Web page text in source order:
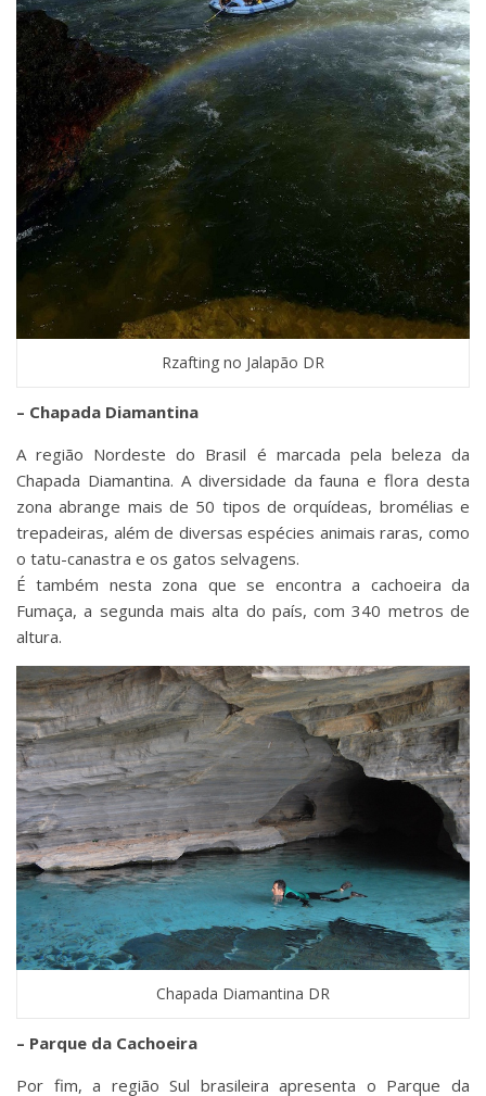
Rzafting no Jalapão DR
– Chapada Diamantina
A região Nordeste do Brasil é marcada pela beleza da
Chapada Diamantina. A diversidade da fauna e flora desta
zona abrange mais de 50 tipos de orquídeas, bromélias e
trepadeiras, além de diversas espécies animais raras, como
o tatu-canastra e os gatos selvagens.
É também nesta zona que se encontra a cachoeira da
Fumaça, a segunda mais alta do país, com 340 metros de
altura.
Chapada Diamantina DR
– Parque da Cachoeira
Por fim, a região Sul brasileira apresenta o Parque da